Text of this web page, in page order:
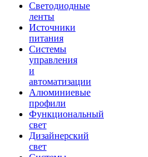
Светодиодные
ленты
Источники
питания
Системы
управления
и
автоматизации
Алюминиевые
профили
Функциональный
свет
Дизайнерский
свет